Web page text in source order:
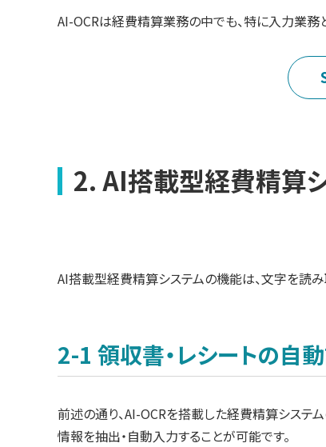
AI-OCRは経費精算業務の中でも、特に入力業務
2. AI搭載型経費精算
AI搭載型経費精算システムの機能は、文字を読
2-1 領収書・レシートの自
前述の通り、AI-OCRを搭載した経費精算システ
情報を抽出・自動入力することが可能です。